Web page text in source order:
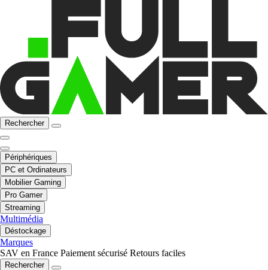
Rechercher
Périphériques
PC et Ordinateurs
Mobilier Gaming
Pro Gamer
Streaming
Multimédia
Déstockage
Marques
SAV en France Paiement sécurisé Retours faciles
Rechercher